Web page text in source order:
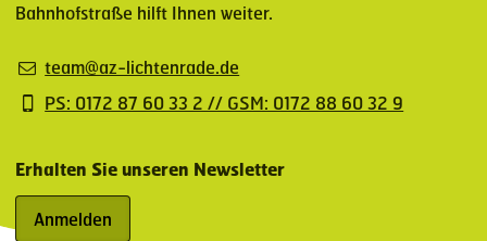
Bahnhofstraße hilft Ihnen weiter.
team@az-lichtenrade.de
PS: 0172 87 60 33 2 // GSM: 0172 88 60 32 9
Erhalten Sie unseren Newsletter